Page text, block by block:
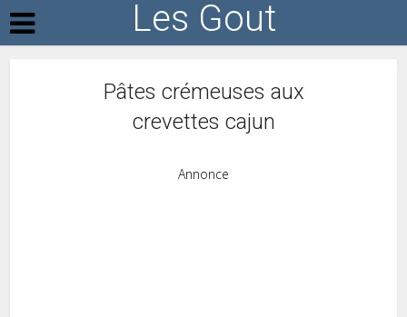
Les Gout
Pâtes crémeuses aux
crevettes cajun
Annonce